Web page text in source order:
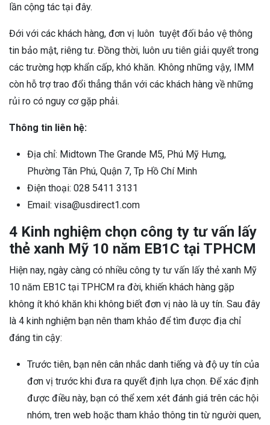
lần cộng tác tại đây.
Đới với các khách hàng, đơn vị luôn tuyệt đối bảo vệ thông
tin bảo mật, riêng tư. Đồng thời, luôn ưu tiên giải quyết trong
các trường hợp khẩn cấp, khó khăn. Không những vậy, IMM
còn hỗ trợ trao đổi thẳng thắn với các khách hàng về những
rủi ro có nguy cơ gặp phải.
Thông tin liên hệ:
Địa chỉ: Midtown The Grande M5, Phú Mỹ Hưng,
Phường Tân Phú, Quận 7, Tp Hồ Chí Minh
Điện thoại: 028 5411 3131
Email: visa@usdirect1.com
4 Kinh nghiệm chọn công ty tư vấn lấy
thẻ xanh Mỹ 10 năm EB1C tại TPHCM
Hiện nay, ngày càng có nhiều công ty tư vấn lấy thẻ xanh Mỹ
10 năm EB1C tại TPHCM ra đời, khiến khách hàng gặp
không ít khó khăn khi không biết đơn vị nào là uy tín. Sau đây
là 4 kinh nghiệm bạn nên tham khảo để tìm được địa chỉ
đáng tin cậy:
Trước tiên, bạn nên cân nhắc danh tiếng và độ uy tín của
đơn vị trước khi đưa ra quyết định lựa chọn. Để xác định
được điều này, bạn có thể xem xét đánh giá trên các hội
nhóm, tren web hoặc tham khảo thông tin từ người quen,